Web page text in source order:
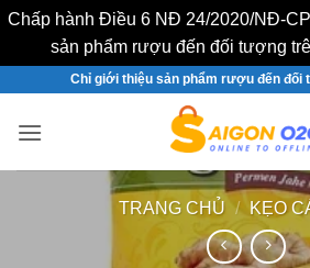
Chấp hành Điều 6 NĐ 24/2020/NĐ-
sản phẩm rượu đến đối tượng
nội
Chỉ giới thiệu sản phẩm rượu đến đối
TRANG CHỦ / KẸO